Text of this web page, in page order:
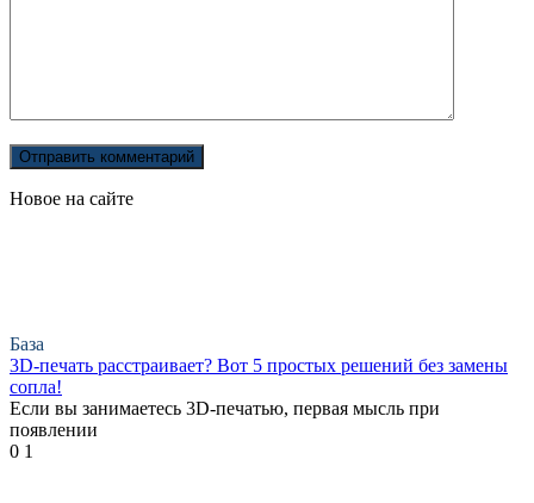
Новое на сайте
База
3D-печать расстраивает? Вот 5 простых решений без замены
сопла!
Если вы занимаетесь 3D-печатью, первая мысль при
появлении
0 1